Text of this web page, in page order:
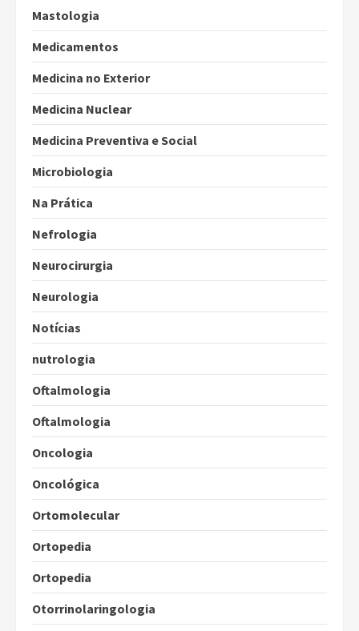
Mastologia
Medicamentos
Medicina no Exterior
Medicina Nuclear
Medicina Preventiva e Social
Microbiologia
Na Prática
Nefrologia
Neurocirurgia
Neurologia
Notícias
nutrologia
Oftalmologia
Oftalmologia
Oncologia
Oncológica
Ortomolecular
Ortopedia
Ortopedia
Otorrinolaringologia